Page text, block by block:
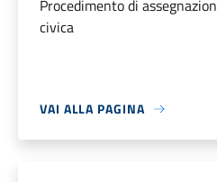
Procedimento di
civica
VAI ALLA PAGINA